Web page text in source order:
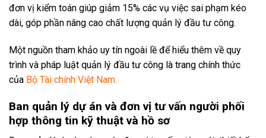
đơn vị kiểm toán giúp giảm 15% các vụ việc sai phạm kéo
dài, góp phần nâng cao chất lượng quản lý đầu tư công.
Một nguồn tham khảo uy tín ngoài lề để hiểu thêm về quy
trình và pháp luật quản lý đầu tư công là trang chính thức
của Bộ Tài chính Việt Nam.
Ban quản lý dự án và đơn vị tư vấn người phối
hợp thông tin kỹ thuật và hồ sơ